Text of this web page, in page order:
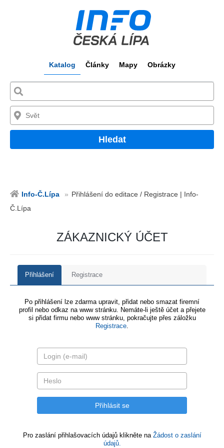
Katalog Články Mapy Obrázky
Hledat
Info-Č.Lípa
Přihlášení do editace / Registrace | Info-
Č.Lípa
ZÁKAZNICKÝ ÚČET
Přihlášení Registrace
Po přihlášení lze zdarma upravit, přidat nebo smazat firemní
profil nebo odkaz na www stránku. Nemáte-li ještě účet a přejete
si přidat firmu nebo www stránku, pokračujte přes záložku
Registrace.
Pro zaslání přihlašovacích údajů klikněte na Žádost o zaslání
údajů.